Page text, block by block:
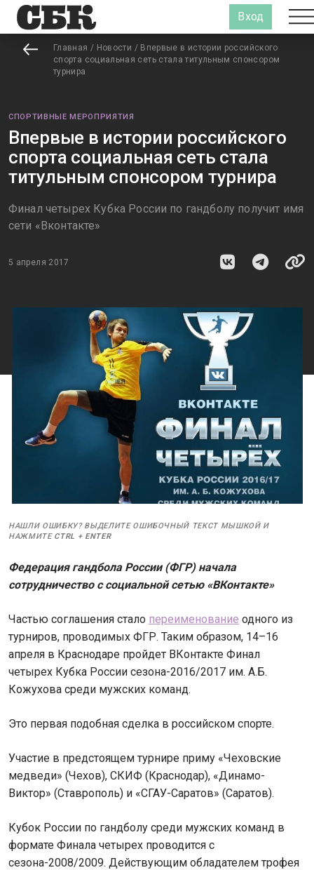
Вход
Главная / Новости / Впервые в истории российского
спорта социальная сеть стала титульным спонсором
турнира
СПОРТИВНЫЕ МЕРОПРИЯТИЯ
Впервые в истории российского
спорта социальная сеть стала
титульным спонсором турнира
Финал четырех Кубка России по гандболу получит имя
сети «Вконтакте»
5 апреля 2017
НАШЛИ ОШИБКУ? ВЫДЕЛИТЕ ОШИБОЧНЫЙ ТЕКСТ МЫШКОЙ И
НАЖМИТЕ CTRL + ENTER
Федерация гандбола России (ФГР) начала
сотрудничество с социальной сетью «ВКонтакте»
Частью соглашения стало переименование одного из
турниров, проводимых ФГР. Таким образом, 14–16
апреля в Краснодаре пройдет ВКонтакте Финал
четырех Кубка России сезона-2016/2017 им. А.Б.
Кожухова среди мужских команд.
Это первая подобная сделка в российском спорте.
Участие в предстоящем турнире приму «Чеховские
медведи» (Чехов), СКИФ (Краснодар), «Динамо-
Виктор» (Ставрополь) и «СГАУ-Саратов» (Саратов).
Кубок России по гандболу среди мужских команд в
формате Финала четырех проводится с
сезона-2008/2009. Действующим обладателем трофея